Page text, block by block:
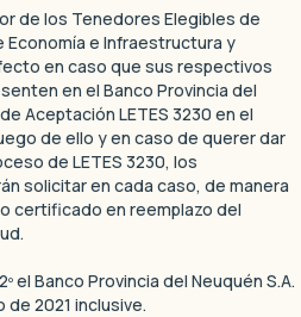
de los Tenedores Elegibles de
Economía e Infraestructura y
en caso que sus respectivos
en el Banco Provincia del
Aceptación LETES 3230 en el
de ello y en caso de querer dar
de LETES 3230, los
solicitar en cada caso, de manera
certificado en reemplazo del
el Banco Provincia del Neuquén S.A.
2021 inclusive.